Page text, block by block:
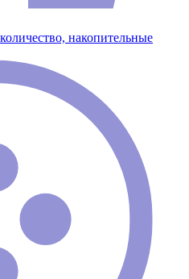
накопительные